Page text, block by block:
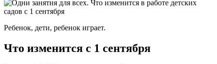
Ребенок, дети, ребенок играет.
Что изменится с 1 сентября